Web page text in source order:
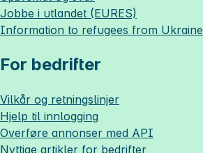
Jobbe i utlandet (EURES)
Information to refugees from Ukraine
For bedrifter
Vilkår og retningslinjer
Hjelp til innlogging
Overføre annonser med API
Nyttige artikler for bedrifter